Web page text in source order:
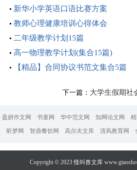
新华小学英语口语比赛方案
教师心理健康培训心得体会
二年级教学计划15篇
高一物理教学计划(集合15篇)
【精品】合同协议书范文集合5篇
下一篇： 大学生假期社
盈妍作文网 书童网 华中范文网 知网论文网
昕梦网 智鼎餐饮网 高尔夫文库 清风教育网
Copyright © 2023怪叫兽文库